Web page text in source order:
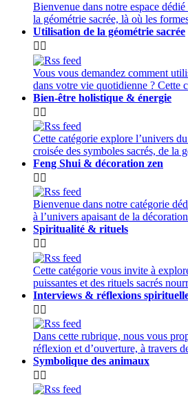
Bienvenue dans notre espace
la géométrie sacrée, là où les
Utilisation de la géométrie sacrée
 
Vous vous demandez comment
dans votre vie quotidienne ? Cette
Bien-être holistique & énergie
 
Cette catégorie explore l’univers
croisée des symboles sacrés, de la
Feng Shui & décoration zen
 
Bienvenue dans notre catégorie
à l’univers apaisant de la
Spiritualité & rituels
 
Cette catégorie vous invite à
puissantes et des rituels sacrés
Interviews & réflexions
 
Dans cette rubrique, nous vous
réflexion et d’ouverture, à travers
Symbolique des animaux
 